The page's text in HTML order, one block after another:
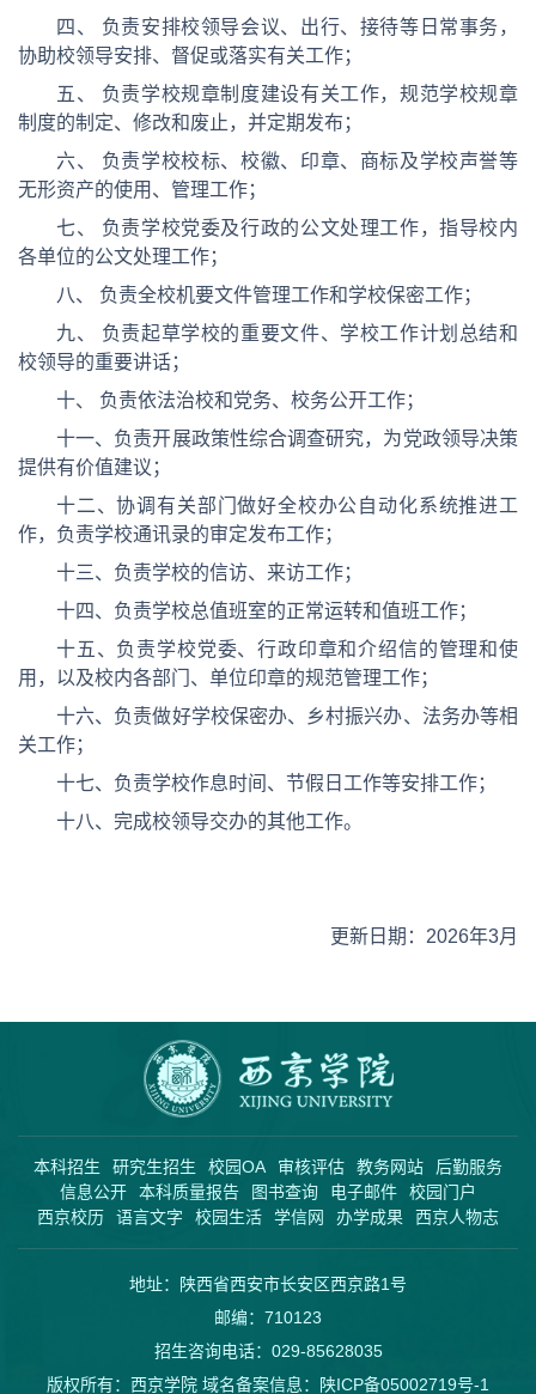
四、 负责安排校领导会议、出行、接待等日常事务，
协助校领导安排、督促或落实有关工作；
五、 负责学校规章制度建设有关工作，规范学校规章
制度的制定、修改和废止，并定期发布；
六、 负责学校校标、校徽、印章、商标及学校声誉等
无形资产的使用、管理工作；
七、 负责学校党委及行政的公文处理工作，指导校内
各单位的公文处理工作；
八、 负责全校机要文件管理工作和学校保密工作；
九、 负责起草学校的重要文件、学校工作计划总结和
校领导的重要讲话；
十、 负责依法治校和党务、校务公开工作；
十一、负责开展政策性综合调查研究，为党政领导决策
提供有价值建议；
十二、协调有关部门做好全校办公自动化系统推进工
作，负责学校通讯录的审定发布工作；
十三、负责学校的信访、来访工作；
十四、负责学校总值班室的正常运转和值班工作；
十五、负责学校党委、行政印章和介绍信的管理和使
用，以及校内各部门、单位印章的规范管理工作；
十六、负责做好学校保密办、乡村振兴办、法务办等相
关工作；
十七、负责学校作息时间、节假日工作等安排工作；
十八、完成校领导交办的其他工作。
更新日期：2026年3月
本科招生 研究生招生 校园OA 审核评估 教务网站
后勤服务
信息公开
本科质量报告 图书查询 电子邮件
校园门户
西京校历
语言文字 校园生活 学信网 办学成果 西京人物志
地址：陕西省西安市长安区西京路1号
邮编：710123
招生咨询电话：029-85628035
版权所有：西京学院 域名备案信息：
陕ICP备05002719号-1